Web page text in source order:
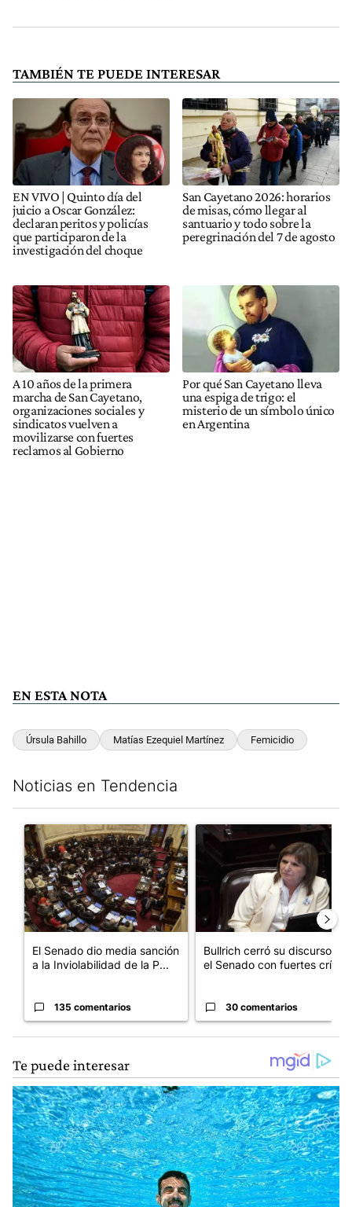
TAMBIÉN TE PUEDE INTERESAR
EN VIVO | Quinto día del
juicio a Oscar González:
declaran peritos y policías
que participaron de la
investigación del choque
San Cayetano 2026: horarios
de misas, cómo llegar al
santuario y todo sobre la
peregrinación del 7 de agosto
A 10 años de la primera
marcha de San Cayetano,
organizaciones sociales y
sindicatos vuelven a
movilizarse con fuertes
reclamos al Gobierno
Por qué San Cayetano lleva
una espiga de trigo: el
misterio de un símbolo único
en Argentina
EN ESTA NOTA
Úrsula Bahillo Matías Ezequiel Martínez Femicidio
Noticias en Tendencia
Un artículo de tendencia con el título "El Senado dio media
El Senado dio media sanción
a la Inviolabilidad de la P...
135 comentarios
Un artículo de tendencia
Bullrich cerró su discurso en
el Senado con fuertes crí...
30 comentarios